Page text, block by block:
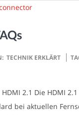
TECHNIK ERKLÄRT
2.1 Die HDMI
bei aktuellen